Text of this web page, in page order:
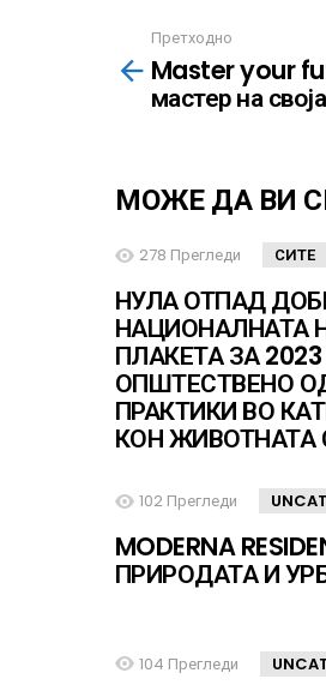
ПовеќеПретходно
Master your
мастер на
МОЖЕ ДА ВИ
278 Прегледи СИТЕ
НУЛА ОТПАД
НАЦИОНАЛНАТА
ПЛАКЕТА ЗА
ОПШТЕСТВЕНО
ПРАКТИКИ ВО
КОН ЖИВОТНАТА
102 Прегледи
MODERNA
ПРИРОДАТА И
104 Прегледи